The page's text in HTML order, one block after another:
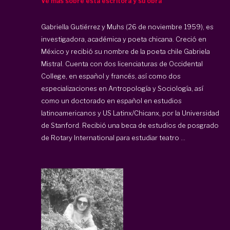
Gabriella Gutiérrez y Muhs (26 de noviembre 1959), es
investigadora, académica y poeta chicana. Creció en
México y recibió su nombre de la poeta chile Gabriela
Mistral. Cuenta con dos licenciaturas de Occidental
College, en español y francés, así como dos
especializaciones en Antropología y Sociología, así
como un doctorado en español en estudios
latinoamericanos y US Latinx/Chicanx, por la Universidad
de Stanford. Recibió una beca de estudios de posgrado
de Rotary International para estudiar teatro ...